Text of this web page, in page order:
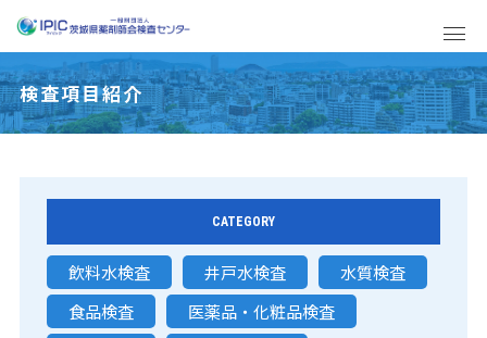
検査項目紹介
CATEGORY
飲料水検査 井戸水検査
水質検査
食品検査
医薬品・化粧品検査